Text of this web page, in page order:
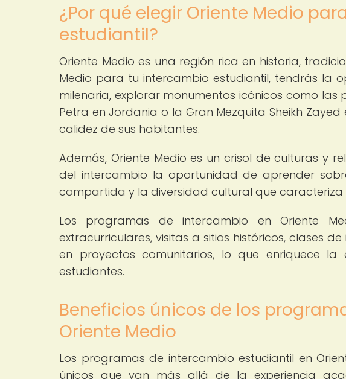
¿Por qué elegir Oriente Medio
estudiantil?
Oriente Medio es una región rica en historia,
Medio para tu intercambio estudiantil, tendrás la
milenaria, explorar monumentos icónicos como
Petra en Jordania o la Gran Mezquita Sheikh
calidez de sus habitantes.
Además, Oriente Medio es un crisol de culturas y
del intercambio la oportunidad de aprender
compartida y la diversidad cultural que caracteriza
Los programas de intercambio en Oriente
extracurriculares, visitas a sitios históricos, clases
en proyectos comunitarios, lo que enriquece
estudiantes.
Beneficios únicos de los
Oriente Medio
Los programas de intercambio estudiantil en
únicos que van más allá de la experiencia